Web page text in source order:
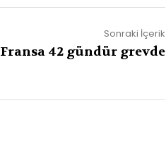
Sonraki İçerik
Fransa 42 gündür grevde